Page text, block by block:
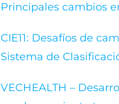
Principales cambios
CIE11: Desafíos de
Sistema de
VECHEALTH –